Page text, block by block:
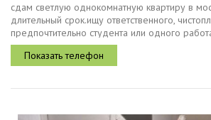
сдам светлую однокомнатную квартиру в
длительный срок.ищу ответственного,
предпочтительно студента или одного
человека.местоположение 58 минут пешком
бурнаковская рядом с метро...